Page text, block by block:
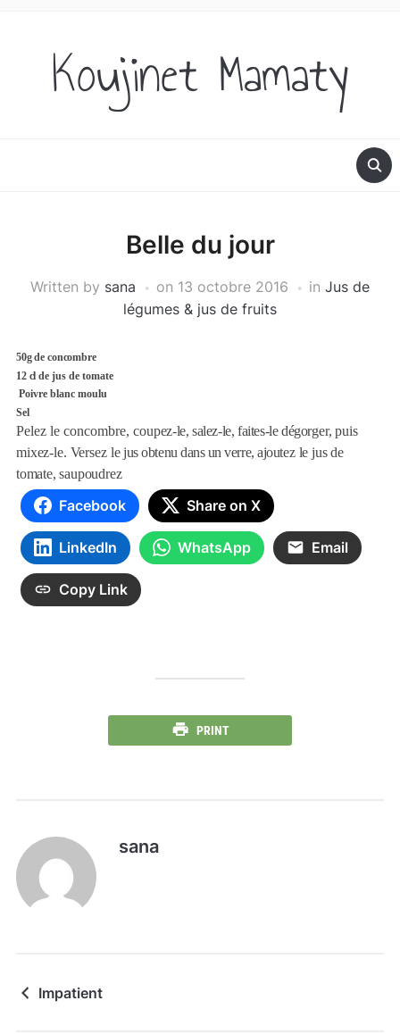
Koujinet Mamaty
Belle du jour
Written by sana on 13 octobre 2016 in Jus de
légumes & jus de fruits
50g de concombre
12 clde jus de tomate
Poivre blanc moulu
Sel
Pelez le concombre, coupez-le, salez-le, faites-le dégorger, puis
mixez-le. Versez lejus obtenu dans un verre, ajoutez le jus de
tomate, saupoudrez
Facebook Share on X
LinkedIn WhatsApp Email
Copy Link
PRINT
sana
Impatient